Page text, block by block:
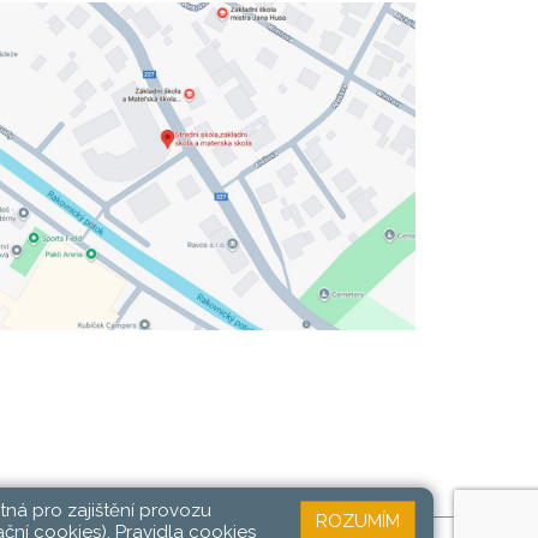
pro zajištění provozu
cookies). Pravidla cookies
ROZUMÍM